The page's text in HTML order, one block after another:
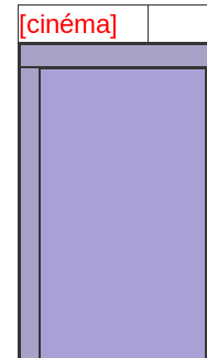
[cinéma]